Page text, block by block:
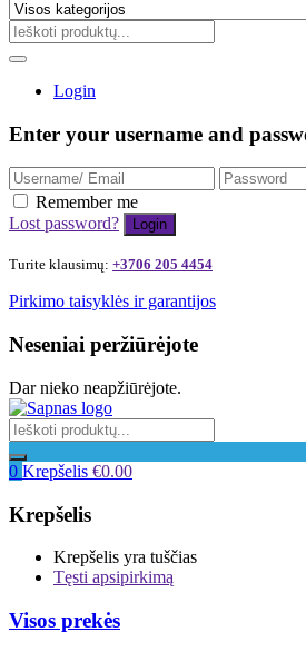
Login
Enter your username and
Remember me
Lost password?
Turite klausimų: +3706 205 4454
Pirkimo taisyklės ir garantijos
Neseniai peržiūrėjote
Dar nieko neapžiūrėjote.
0 Krepšelis €0.00
Krepšelis
Krepšelis yra tuščias
Tęsti apsipirkimą
Visos prekės